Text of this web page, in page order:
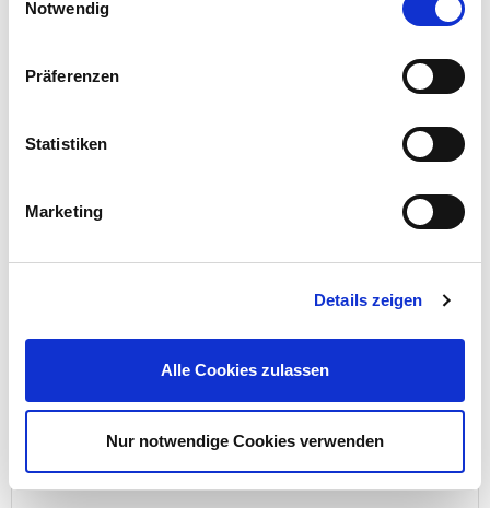
Notwendig
Präferenzen
Statistiken
Marketing
Details zeigen
Alle Cookies zulassen
Nur notwendige Cookies verwenden
Menge